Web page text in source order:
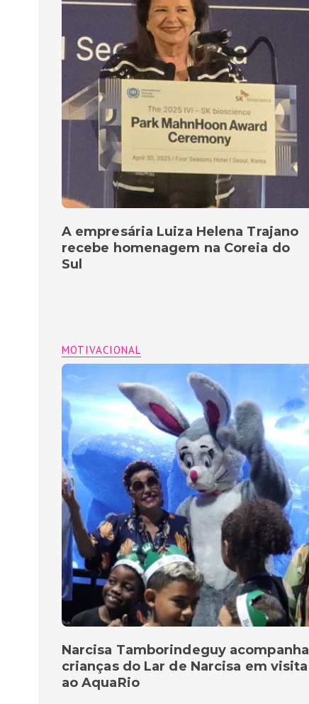
A empresária Luiza Helena Trajano
recebe homenagem na Coreia do
Sul
MOTIVACIONAL
Narcisa Tamborindeguy acompanha
crianças do Lar de Narcisa em visita
ao AquaRio